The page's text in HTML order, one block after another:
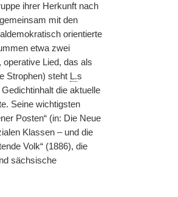
ihrer Herkunft nach
gemeinsam mit den
orientierte
etwa zwei
Lied, das als
Strophen) steht L.s
die aktuelle
Seine wichtigsten
Posten“ (in: Die Neue
Klassen – und die
Volk“ (1886), die
sächsische